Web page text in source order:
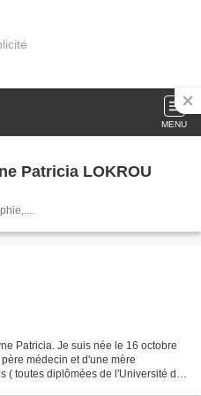
MENU
Patricia LOKROU
Patricia. Je suis née le 16 octobre
médecin et d'une mère
( toutes diplômées de l'Université de